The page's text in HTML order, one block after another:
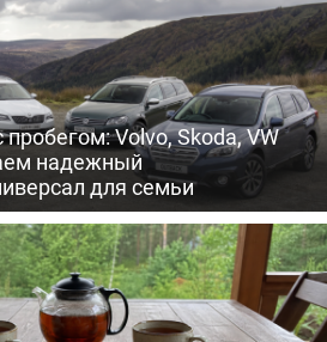
Volvo, Skoda, VW
надежный
для семьи